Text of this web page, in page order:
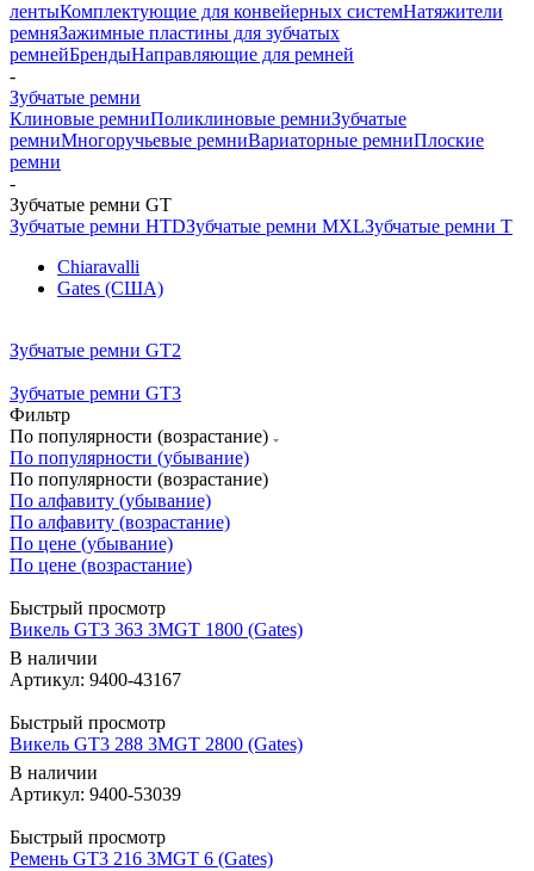
лентыКомплектующие для конвейерных системНатяжители
ремняЗажимные пластины для зубчатых
ремнейБрендыНаправляющие для ремней
-
Зубчатые ремни
Клиновые ремниПоликлиновые ремниЗубчатые
ремниМногоручьевые ремниВариаторные ремниПлоские
ремни
-
Зубчатые ремни GT
Зубчатые ремни HTDЗубчатые ремни MXLЗубчатые ремни Т
Chiaravalli
Gates (США)
Зубчатые ремни GT2
Зубчатые ремни GT3
Фильтр
По популярности (возрастание)
По популярности (убывание)
По популярности (возрастание)
По алфавиту (убывание)
По алфавиту (возрастание)
По цене (убывание)
По цене (возрастание)
Быстрый просмотр
Викель GT3 363 3MGT 1800 (Gates)
В наличии
Артикул: 9400-43167
Быстрый просмотр
Викель GT3 288 3MGT 2800 (Gates)
В наличии
Артикул: 9400-53039
Быстрый просмотр
Ремень GT3 216 3MGT 6 (Gates)